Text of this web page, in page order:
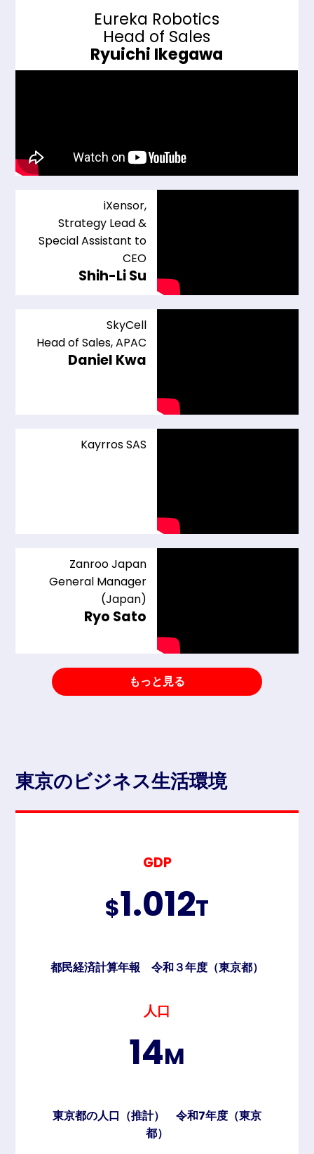
Eureka Robotics
Head of Sales
Ryuichi Ikegawa
iXensor,
Strategy Lead &
Special Assistant to
CEO
Shih-Li Su
SkyCell
Head of Sales, APAC
Daniel Kwa
Kayrros SAS
Zanroo Japan
General Manager
(Japan)
Ryo Sato
もっと見る
東京のビジネス生活環境
GDP
$1.012T
都民経済計算年報 令和３年度（東京都）
人口
14M
東京都の人口（推計） 令和7年度（東京
都）